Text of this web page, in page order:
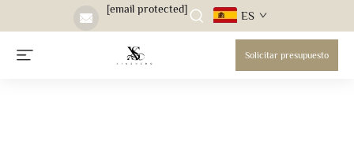
[email protected] ES
Solicitar presupuesto